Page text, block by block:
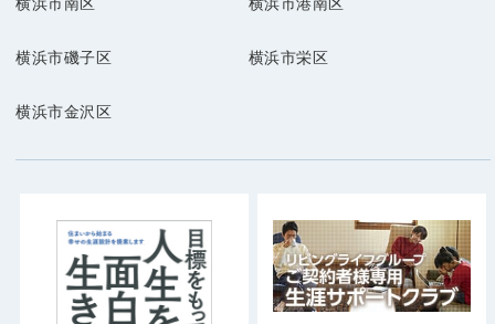
横浜市南区 横浜市港南区
横浜市磯子区 横浜市栄区
横浜市金沢区